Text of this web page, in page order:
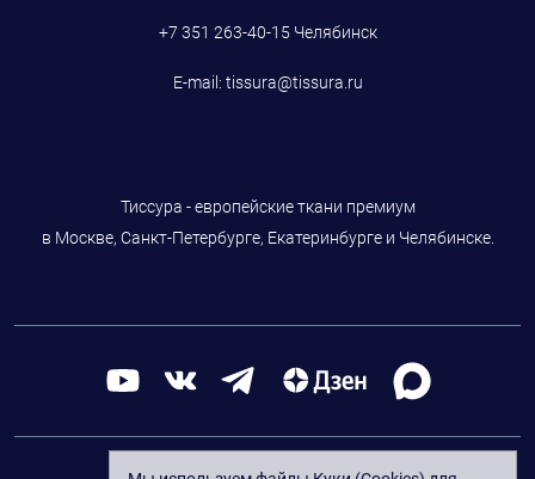
+7 351 263-40-15 Челябинск
E-mail: tissura@tissura.ru
Тиссура - европейские ткани премиум
в Москве, Санкт-Петербурге, Екатеринбурге и Челябинске.